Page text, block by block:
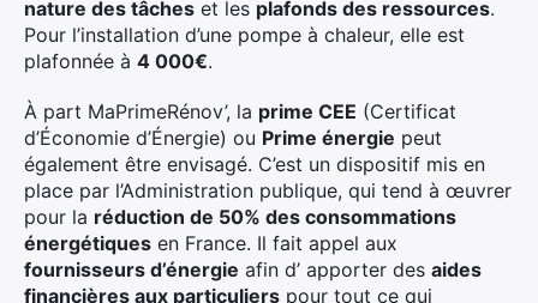
nature des tâches et les plafonds des ressources.
Pour l’installation d’une pompe à chaleur, elle est
plafonnée à 4 000€.
À part MaPrimeRénov’, la prime CEE (Certificat
d’Économie d’Énergie) ou Prime énergie peut
également être envisagé. C’est un dispositif mis en
place par l’Administration publique, qui tend à œuvrer
pour la réduction de 50% des consommations
énergétiques en France. Il fait appel aux
fournisseurs d’énergie afin d’ apporter des aides
financières aux particuliers pour tout ce qui